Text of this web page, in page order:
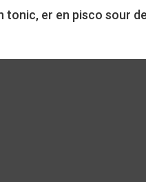
tonic, er en pisco sour